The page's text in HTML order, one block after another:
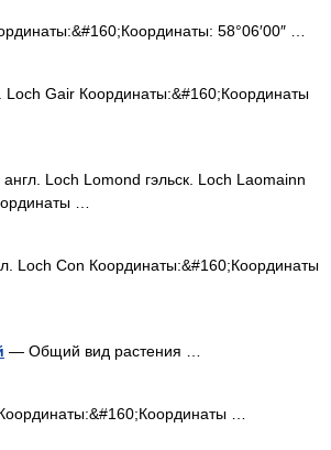
58°06′00″ …
Gair Координаты:&#160;Координаты
Loch Lomond гэльск. Loch Laomainn
…
Loch Con Координаты:&#160;Координаты
— Общий вид растения …
…